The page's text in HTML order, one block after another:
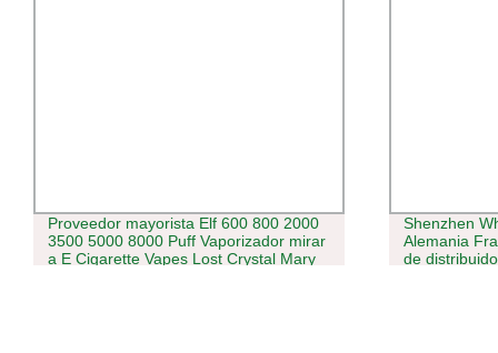
Proveedor mayorista Elf 600 800 2000
3500 5000 8000 Puff Vaporizador mirar
a E Cigarette Vapes Lost Crystal Mary
Shenzhen
Alemania
de